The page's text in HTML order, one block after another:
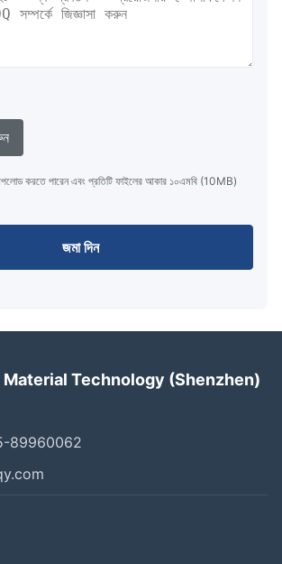
করতে পারেন এবং প্রতিটি ফাইলের আকার ১০এমবি (10MB)
জমা দিন
Material Technology (Shenzhen)
89960062